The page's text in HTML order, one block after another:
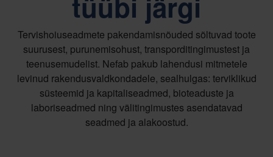
Tervishoiuseadmete pakendamisnõuded sõltuvad toote
suurusest, purunemisohust, transporditingimustest ja
teenusemudelist. Nefab pakub lahendusi mitmetele
levinud rakendusvaldkondadele, sealhulgas: terviklikud
süsteemid ja kapitaliseadmed, bioteaduste ja
laboriseadmed ning välitingimustes asendatavad
seadmed ja alakoostud.